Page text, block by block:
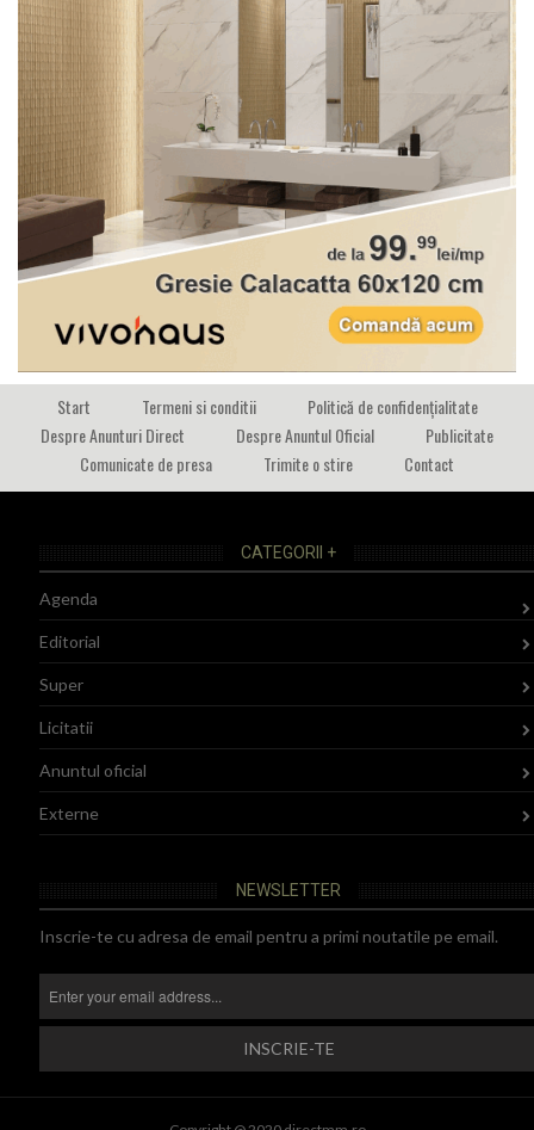
Start Termeni si conditii
Politică de confidențialitate
Despre Anunturi Direct
Despre Anuntul Oficial
Publicitate
Comunicate de presa
Trimite o stire Contact
CATEGORII +
Agenda
Editorial
Super
Licitatii
Anuntul oficial
Externe
NEWSLETTER
Inscrie-te cu adresa de email pentru a primi noutatile pe email.